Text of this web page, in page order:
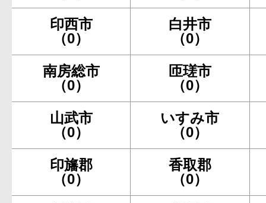
印西市
（0）
白井市
（0）
南房総市
（0）
匝瑳市
（0）
山武市
（0）
いすみ市
（0）
印旛郡
（0）
香取郡
（0）